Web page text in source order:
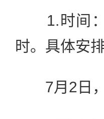
1.时间：7
时。具体安排
7月2日，